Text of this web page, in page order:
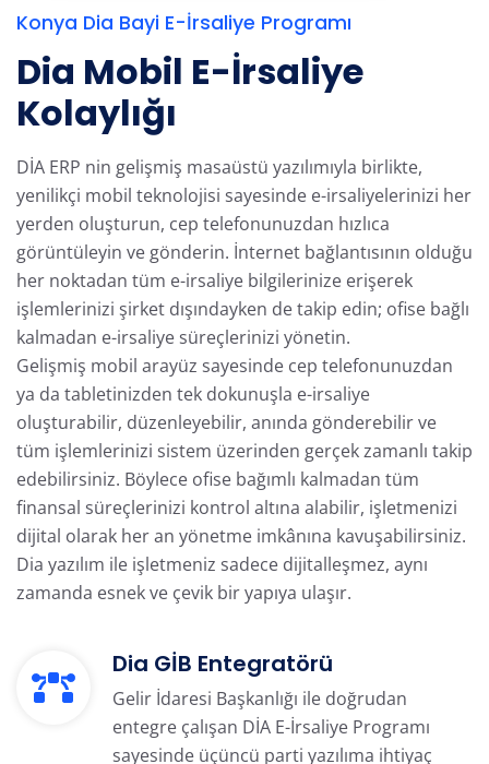
Konya Dia Bayi E-İrsaliye Programı
Dia Mobil E-İrsaliye
Kolaylığı
DİA ERP nin gelişmiş masaüstü yazılımıyla birlikte,
yenilikçi mobil teknolojisi sayesinde e-irsaliyelerinizi her
yerden oluşturun, cep telefonunuzdan hızlıca
görüntüleyin ve gönderin. İnternet bağlantısının olduğu
her noktadan tüm e-irsaliye bilgilerinize erişerek
işlemlerinizi şirket dışındayken de takip edin; ofise bağlı
kalmadan e-irsaliye süreçlerinizi yönetin.
Gelişmiş mobil arayüz sayesinde cep telefonunuzdan
ya da tabletinizden tek dokunuşla e-irsaliye
oluşturabilir, düzenleyebilir, anında gönderebilir ve
tüm işlemlerinizi sistem üzerinden gerçek zamanlı takip
edebilirsiniz. Böylece ofise bağımlı kalmadan tüm
finansal süreçlerinizi kontrol altına alabilir, işletmenizi
dijital olarak her an yönetme imkânına kavuşabilirsiniz.
Dia yazılım ile işletmeniz sadece dijitalleşmez, aynı
zamanda esnek ve çevik bir yapıya ulaşır.
Dia GİB Entegratörü
Gelir İdaresi Başkanlığı ile doğrudan
entegre çalışan DİA E-İrsaliye Programı
sayesinde üçüncü parti yazılıma ihtiyaç